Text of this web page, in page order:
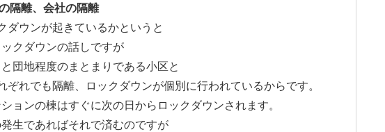
隔離、会社の隔離
ダウンが起きているかというと
クダウンの話しですが
団地程度のまとまりである小区と
ぞれでも隔離、ロックダウンが個別に行われているからです。
ョンの棟はすぐに次の日からロックダウンされます。
生であればそれで済むのですが